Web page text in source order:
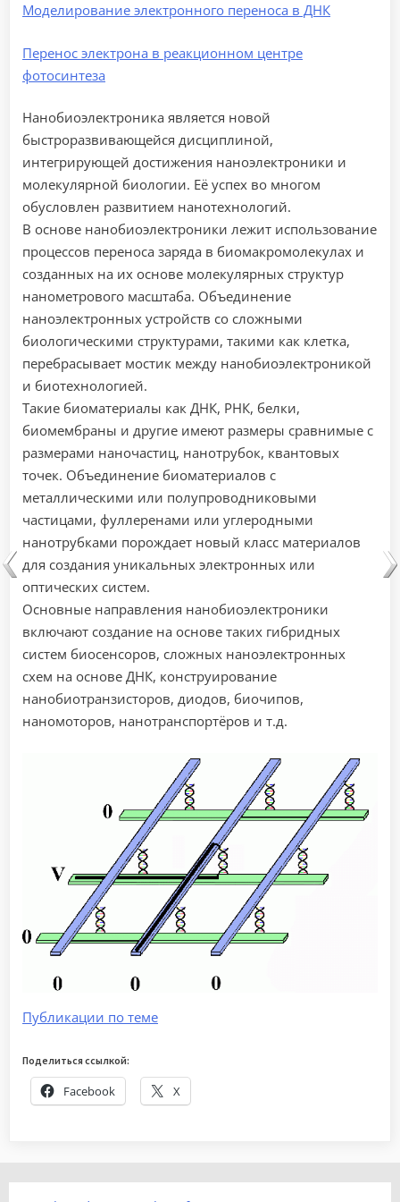
Моделирование электронного переноса в ДНК
Перенос электрона в реакционном центре
фотосинтеза
Нанобиоэлектроника является новой
быстроразвивающейся дисциплиной,
интегрирующей достижения наноэлектроники и
молекулярной биологии. Её успех во многом
обусловлен развитием нанотехнологий.
В основе нанобиоэлектроники лежит использование
процессов переноса заряда в биомакромолекулах и
созданных на их основе молекулярных структур
нанометрового масштаба. Объединение
наноэлектронных устройств со сложными
биологическими структурами, такими как клетка,
перебрасывает мостик между нанобиоэлектроникой
и биотехнологией.
Такие биоматериалы как ДНК, РНК, белки,
биомембраны и другие имеют размеры сравнимые с
размерами наночастиц, нанотрубок, квантовых
точек. Объединение биоматериалов с
металлическими или полупроводниковыми
частицами, фуллеренами или углеродными
нанотрубками порождает новый класс материалов
для создания уникальных электронных или
оптических систем.
Основные направления нанобиоэлектроники
включают создание на основе таких гибридных
систем биосенсоров, сложных наноэлектронных
схем на основе ДНК, конструирование
нанобиотранзисторов, диодов, биочипов,
наномоторов, нанотранспортёров и т.д.
Публикации по теме
Поделиться ссылкой:
Facebook X